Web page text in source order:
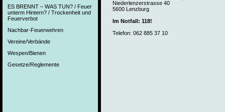
ES BRENNT – WAS TUN? / Feuer
unterm Hintern? / Trockenheit und
Feuerverbot
Nachbar-Feuerwehren
Vereine/Verbände
Wespen/Bienen
Gesetze/Reglemente
Niederlenzerstrasse 40
5600 Lenzburg
Im Notfall: 118!
Telefon: 062 885 37 10